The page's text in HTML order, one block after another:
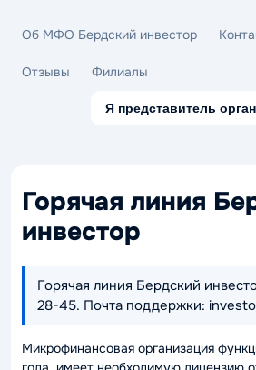
Об МФО Бердский инвестор
Отзывы Филиалы
Я представитель
Горячая линия
инвестор
Горячая линия Бердский
28-45. Почта поддержки:
Микрофинансовая организация